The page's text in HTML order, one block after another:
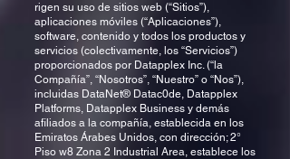
rigen su uso de sitios web (“Sitios”),
aplicaciones móviles (“Aplicaciones”),
software, contenido y todos los productos y
servicios (colectivamente, los “Servicios”)
proporcionados por Datapplex Inc. (“la
Compañía”, “Nosotros”, “Nuestro” o “Nos”),
incluidas DataNet® Datac0de, Datapplex
Platforms, Datapplex Business y demás
afiliados a la compañía, establecida en los
Emiratos Árabes Unidos, con dirección; 2°
Piso w8 Zona 2 Industrial Area, establece los